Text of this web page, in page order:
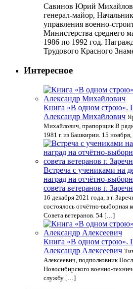
Савинов Юрий
генерал-майор,
управления военно-
Министерства среднего
1986 по 1992 год.
Трудового Красного
Интересное
Книга «В одном строю».
Александр Михайлович
Михайлович, прапорщик В
1981 г. из Башкирии. 15
Встреча с учениками на
наград на отчётно-
совета ветеранов г.
16 декабря 2021 года, в г.
состоялось отчётно-выборная
Совета ветеранов. 54 […]
Книга «В одном строю».
Александр Алексеевич
Алексеевич, подполковник
Новосибирского военно-
службу […]